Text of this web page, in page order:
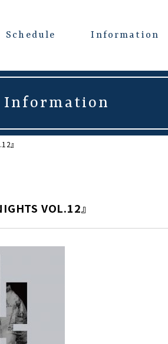
Schedule Information
Information
』
VOL.12』